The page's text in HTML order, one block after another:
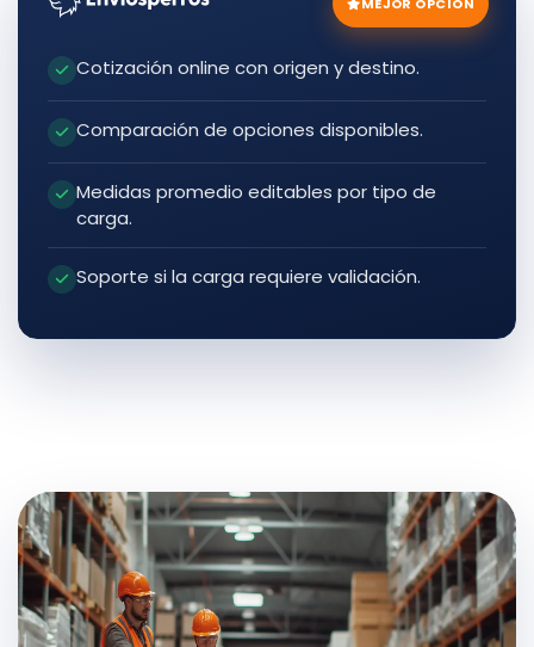
Cotización online con origen y destino.
Comparación de opciones disponibles.
Medidas promedio editables por tipo de
carga.
Soporte si la carga requiere validación.